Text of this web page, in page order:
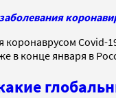
Covid-
в конце января в